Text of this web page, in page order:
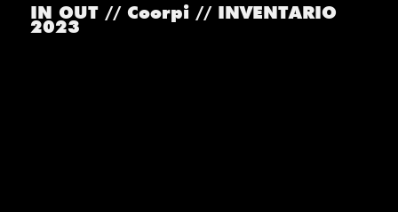
IN OUT // Coorpi // INVENTARIO
2023